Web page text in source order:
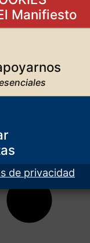
de privacidad